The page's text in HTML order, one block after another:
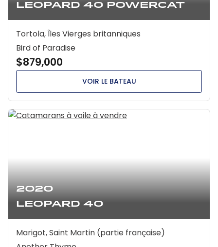
Leopard 40 Powercat
Tortola, Îles Vierges britanniques
Bird of Paradise
$879,000
VOIR LE BATEAU
2020
Leopard 40
Marigot, Saint Martin (partie française)